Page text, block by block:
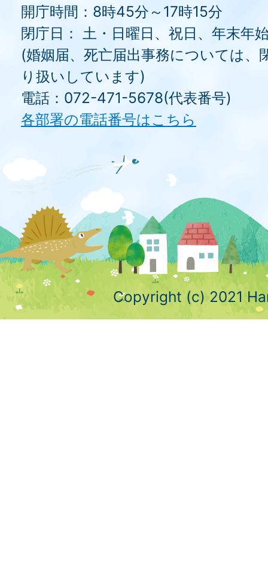
開庁時間：8時45分～17時15分
閉庁日： 土・日曜日、祝日、年末年
(婚姻届、死亡届出事務については、
り扱いしています)
電話：072-471-5678(代表番号)
各部署の電話番号はこちら
Copyright (c) 2021